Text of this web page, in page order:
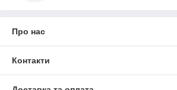
Про нас
Контакти